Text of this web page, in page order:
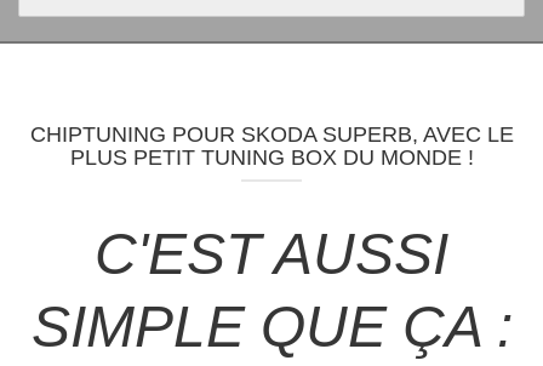
CHIPTUNING POUR SKODA SUPERB, AVEC LE
PLUS PETIT TUNING BOX DU MONDE !
C'EST AUSSI
SIMPLE QUE ÇA :